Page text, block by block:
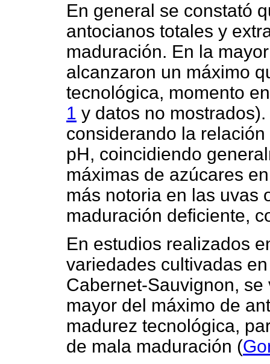
En general se constató
antocianos totales y
maduración. En la
alcanzaron un máximo
tecnológica, momento
1 y datos no
considerando la
pH, coincidiendo
máximas de azúcares
más notoria en las uvas
maduración deficiente,
En estudios realizados
variedades cultivadas
Cabernet-Sauvignon,
mayor del máximo de
madurez tecnológica,
de mala maduración (